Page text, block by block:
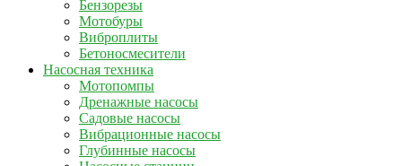
Бензорезы
Мотобуры
Виброплиты
Бетоносмесители
Насосная техника
Мотопомпы
Дренажные насосы
Садовые насосы
Вибрационные насосы
Глубинные насосы